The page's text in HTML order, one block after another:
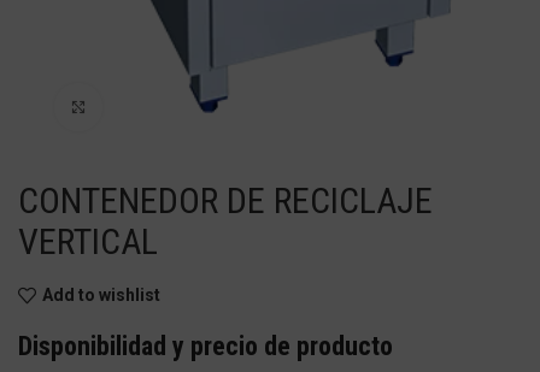
Haga Click para agrandar
CONTENEDOR DE RECICLAJE
VERTICAL
Add to wishlist
Disponibilidad y precio de producto